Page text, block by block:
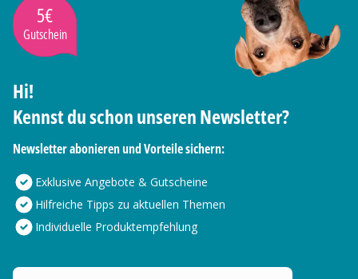
5€
Gutschein
Hi!
Kennst du schon unseren Newsletter?
Newsletter abonieren und Vorteile sichern:
Exklusive Angebote & Gutscheine
Hilfreiche Tipps zu aktuellen Themen
Individuelle Produktempfehlung
Deine E-Mail Adresse